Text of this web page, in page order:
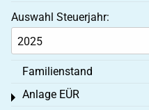
Auswahl Steuerjahr:
Familienstand
Anlage EÜR
Toggle menu